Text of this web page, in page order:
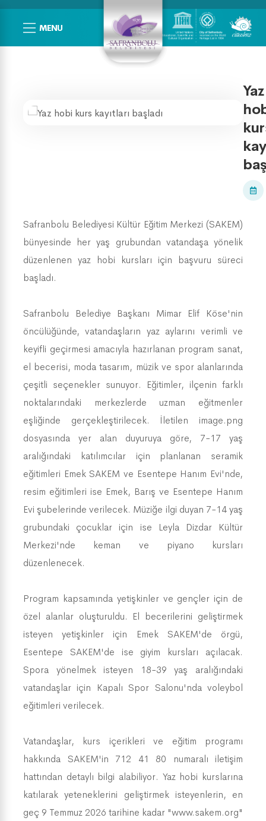
MENU
Yaz
Safranbolu Belediyesi Kültür Eğitim Merkezi (SAKEM)
bünyesinde her yaş grubundan vatandaşa yönelik
düzenlenen yaz hobi kursları için başvuru süreci
başladı.
Safranbolu Belediye Başkanı Mimar Elif Köse'nin
öncülüğünde, vatandaşların yaz aylarını verimli ve
keyifli geçirmesi amacıyla hazırlanan program sanat,
el becerisi, moda tasarım, müzik ve spor alanlarında
çeşitli seçenekler sunuyor. Eğitimler, ilçenin farklı
noktalarındaki merkezlerde uzman eğitmenler
eşliğinde gerçekleştirilecek. İletilen image.png
dosyasında yer alan duyuruya göre, 7-17 yaş
aralığındaki katılımcılar için planlanan seramik
eğitimleri Emek SAKEM ve Esentepe Hanım Evi'nde,
resim eğitimleri ise Emek, Barış ve Esentepe Hanım
Evi şubelerinde verilecek. Müziğe ilgi duyan 7-14 yaş
grubundaki çocuklar için ise Leyla Dizdar Kültür
Merkezi'nde keman ve piyano kursları
düzenlenecek.
Program kapsamında yetişkinler ve gençler için de
özel alanlar oluşturuldu. El becerilerini geliştirmek
isteyen yetişkinler için Emek SAKEM'de örgü,
Esentepe SAKEM'de ise giyim kursları açılacak.
Spora yönelmek isteyen 18-39 yaş aralığındaki
vatandaşlar için Kapalı Spor Salonu'nda voleybol
eğitimleri verilecek.
Vatandaşlar, kurs içerikleri ve eğitim programı
hakkında SAKEM'in 712 41 80 numaralı iletişim
hattından detaylı bilgi alabiliyor. Yaz hobi kurslarına
katılarak yeteneklerini geliştirmek isteyenlerin, en
geç 9 Temmuz 2026 tarihine kadar "www.sakem.org"